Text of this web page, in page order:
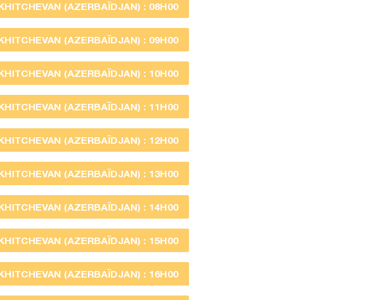
(AZERBAÏDJAN) : 08H00
(AZERBAÏDJAN) : 09H00
(AZERBAÏDJAN) : 10H00
(AZERBAÏDJAN) : 11H00
(AZERBAÏDJAN) : 12H00
(AZERBAÏDJAN) : 13H00
(AZERBAÏDJAN) : 14H00
(AZERBAÏDJAN) : 15H00
(AZERBAÏDJAN) : 16H00